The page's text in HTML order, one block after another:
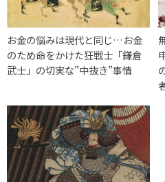
お金の悩みは現代と同じ…お金
のため命をかけた狂戦士「鎌倉
武士」の切実な”中抜き”事情